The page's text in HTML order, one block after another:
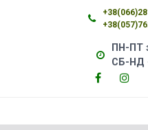
ПН-ПТ
СБ-НД